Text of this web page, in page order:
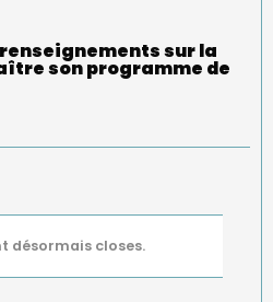
sur la
son programme de
désormais closes.